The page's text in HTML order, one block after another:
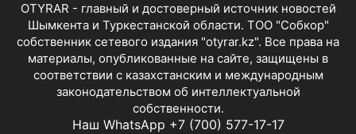
OTYRAR - главный и достоверный источник новостей
Шымкента и Туркестанской области. ТОО "Собкор"
собственник сетевого издания "otyrar.kz". Все права на
материалы, опубликованные на сайте, защищены в
соответствии с казахстанским и международным
законодательством об интеллектуальной
собственности.
Наш WhatsApp +7 (700) 577-17-17